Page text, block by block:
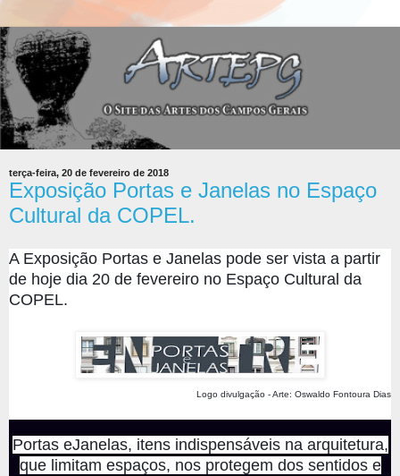
terça-feira, 20 de fevereiro de 2018
Exposição Portas e Janelas no Espaço
Cultural da COPEL.
A Exposição Portas e Janelas pode ser vista a partir
de hoje dia 20 de fevereiro no Espaço Cultural da
COPEL.
Logo divulgação - Arte: Oswaldo Fontoura Dias
Portas eJanelas, itens indispensáveis na arquitetura,
que limitam espaços, nos protegem dos sentidos e